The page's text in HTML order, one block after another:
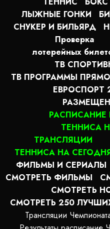
ЛЫЖНЫЕ ГОНКИ
СНУКЕР И БИЛЬЯРД
Проверка
лотерейных
ТВ
ТВ ПРОГРАММЫ
ЕВРОСПОРТ
РАСПИСАНИЕ
ТЕННИСА
ТРАНСЛЯЦИИ
ТЕННИСА НА
ФИЛЬМЫ И СЕРИАЛЫ
СМОТРЕТЬ ФИЛЬМЫ
СМОТРЕТЬ
СМОТРЕТЬ 250
Трансляции